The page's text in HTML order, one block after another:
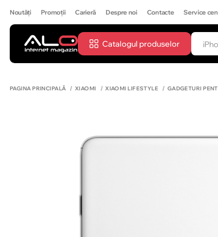
Noutăți Promoții Carieră Despre noi Contacte Service
Catalogul produselor
PAGINA PRINCIPALĂ XIAOMI XIAOMI LIFESTYLE GADGETURI